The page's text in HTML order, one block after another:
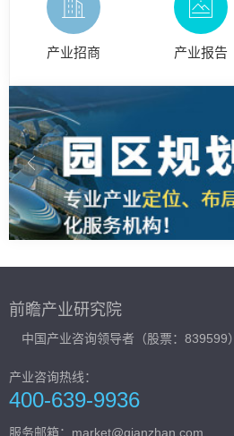
产业招商 产业报告
前瞻产业研究院
中国产业咨询领导者（股票：839599）
产业咨询热线：
400-639-9936
服务邮箱：market@qianzhan.com